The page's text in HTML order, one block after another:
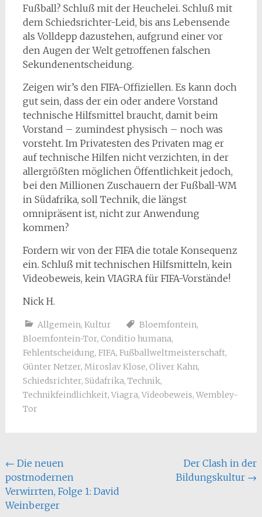
Fußball? Schluß mit der Heuchelei. Schluß mit
dem Schiedsrichter-Leid, bis ans Lebensende
als Volldepp dazustehen, aufgrund einer vor
den Augen der Welt getroffenen falschen
Sekundenentscheidung.
Zeigen wir’s den FIFA-Offiziellen. Es kann doch
gut sein, dass der ein oder andere Vorstand
technische Hilfsmittel braucht, damit beim
Vorstand – zumindest physisch – noch was
vorsteht. Im Privatesten des Privaten mag er
auf technische Hilfen nicht verzichten, in der
allergrößten möglichen Öffentlichkeit jedoch,
bei den Millionen Zuschauern der Fußball-WM
in Südafrika, soll Technik, die längst
omnipräsent ist, nicht zur Anwendung
kommen?
Fordern wir von der FIFA die totale Konsequenz
ein. Schluß mit technischen Hilfsmitteln, kein
Videobeweis, kein VIAGRA für FIFA-Vorstände!
Nick H.
Allgemein, Kultur Bloemfontein,
Bloemfontein-Tor, Conditio humana,
Fehlentscheidung, FIFA, Fußballweltmeisterschaft,
Günter Netzer, Miroslav Klose, Oliver Kahn,
Schiedsrichter, Südafrika, Technik,
Technikfeindlichkeit, Viagra, Videobeweis, Wembley-
Tor
Beitragsnavigation
← Die neuen
postmodernen
Verwirrten, Folge 1: David
Weinberger
Der Clash in der
Bildungskultur →